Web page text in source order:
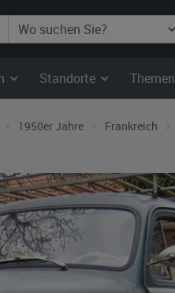
Standorte Themen
1950er Jahre Frankreich